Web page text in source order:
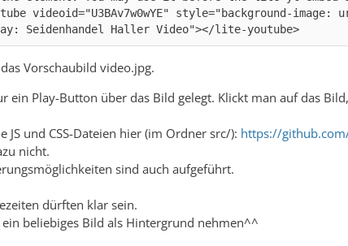
videoid="U3BAv7w0wYE" style="background-
Seidenhandel Haller Video"></lite-youtube>
Vorschaubild video.jpg.
ein Play-Button über das Bild gelegt. Klickt man auf das
JS und CSS-Dateien hier (im Ordner src/): https://
nicht.
sind auch aufgeführt.
dürften klar sein.
beliebiges Bild als Hintergrund nehmen^^